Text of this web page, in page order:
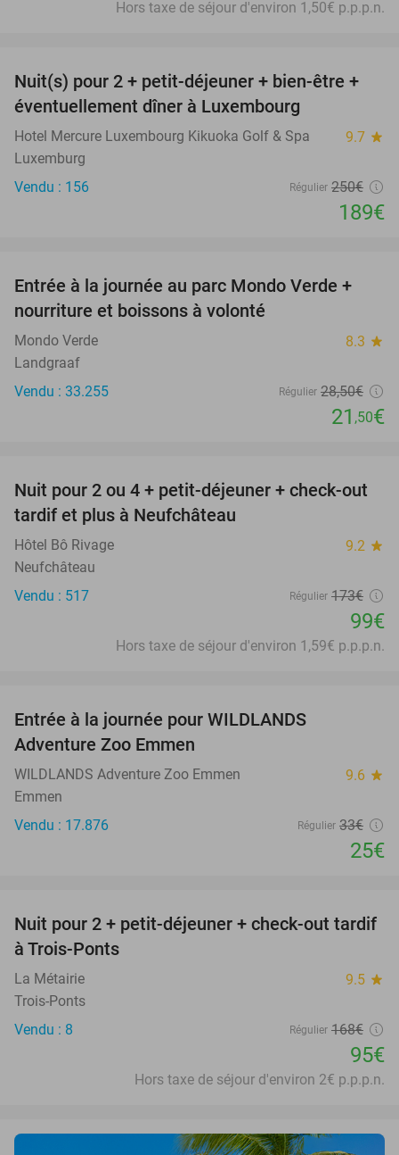
Hors taxe de séjour d'environ 1,50€ p.p.p.n.
24%
Nuit(s) pour 2 + petit-déjeuner + bien-être +
éventuellement dîner à Luxembourg
Hotel Mercure Luxembourg Kikuoka Golf & Spa 9.7 star
Luxemburg
Vendu : 156
Régulier 250€
189€
25%
Entrée à la journée au parc Mondo Verde +
nourriture et boissons à volonté
Mondo Verde 8.3 star
Landgraaf
Vendu : 33.255
Régulier 28,50€
21 ,50€
43%
Nuit pour 2 ou 4 + petit-déjeuner + check-out
tardif et plus à Neufchâteau
Hôtel Bô Rivage 9.2 star
Neufchâteau
Vendu : 517
Régulier 173€
99€
Hors taxe de séjour d'environ 1,59€ p.p.p.n.
Entrée à la journée pour WILDLANDS
Adventure Zoo Emmen
WILDLANDS Adventure Zoo Emmen 9.6 star
Emmen
Vendu : 17.876
Régulier 33€
25€
43%
Nuit pour 2 + petit-déjeuner + check-out tardif
à Trois-Ponts
La Métairie 9.5 star
Trois-Ponts
Vendu : 8
Régulier 168€
95€
Hors taxe de séjour d'environ 2€ p.p.p.n.